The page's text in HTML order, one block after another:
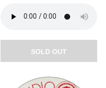
SOLD OUT